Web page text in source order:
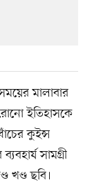
মালাবার
ইতিহাসকে
কুইন্স
সামগ্রী
খণ্ড ছবি।